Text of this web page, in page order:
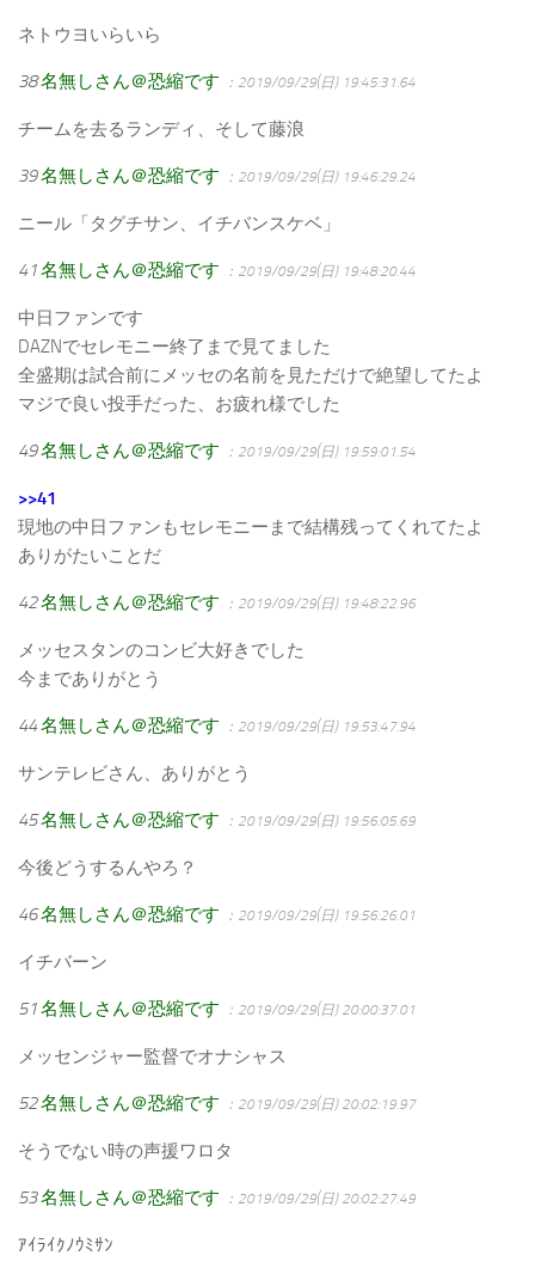
ネトウヨいらいら
38名無しさん＠恐縮です ：2019/09/29(日) 19:45:31.64
チームを去るランディ、そして藤浪
39名無しさん＠恐縮です ：2019/09/29(日) 19:46:29.24
ニール「タグチサン、イチバンスケベ」
41名無しさん＠恐縮です ：2019/09/29(日) 19:48:20.44
中日ファンです
DAZNでセレモニー終了まで見てました
全盛期は試合前にメッセの名前を見ただけで絶望してたよ
マジで良い投手だった、お疲れ様でした
49名無しさん＠恐縮です ：2019/09/29(日) 19:59:01.54
>>41
現地の中日ファンもセレモニーまで結構残ってくれてたよ
ありがたいことだ
42名無しさん＠恐縮です ：2019/09/29(日) 19:48:22.96
メッセスタンのコンビ大好きでした
今までありがとう
44名無しさん＠恐縮です ：2019/09/29(日) 19:53:47.94
サンテレビさん、ありがとう
45名無しさん＠恐縮です ：2019/09/29(日) 19:56:05.69
今後どうするんやろ？
46名無しさん＠恐縮です ：2019/09/29(日) 19:56:26.01
イチバーン
51名無しさん＠恐縮です ：2019/09/29(日) 20:00:37.01
メッセンジャー監督でオナシャス
52名無しさん＠恐縮です ：2019/09/29(日) 20:02:19.97
そうでない時の声援ワロタ
53名無しさん＠恐縮です ：2019/09/29(日) 20:02:27.49
ｱｲﾗｲｸﾉｳﾐｻﾝ